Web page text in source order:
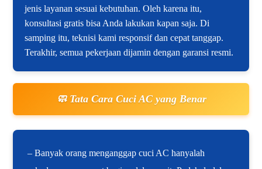
jenis layanan sesuai kebutuhan. Oleh karena itu,
konsultasi gratis bisa Anda lakukan kapan saja. Di
samping itu, teknisi kami responsif dan cepat tanggap.
Terakhir, semua pekerjaan dijamin dengan garansi resmi.
🧼 Tata Cara Cuci AC yang Benar
– Banyak orang menganggap cuci AC hanyalah